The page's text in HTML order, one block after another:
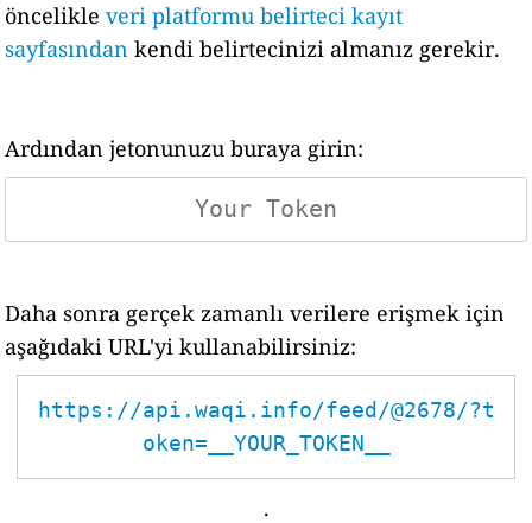
öncelikleveri platformu belirteci kayıt
sayfasından kendi belirtecinizi almanız gerekir.
Ardından jetonunuzu buraya girin:
Daha sonra gerçek zamanlı verilere erişmek için
aşağıdaki URL'yi kullanabilirsiniz:
https://api.waqi.info/feed/@2678/?t
oken=__YOUR_TOKEN__
.